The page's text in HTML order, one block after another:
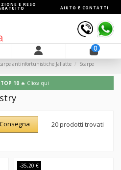
E RESO
AIUTO E CONTATTI
0
antinfortunistiche Jallatte Scarpe
TOP 10 🔥 Clicca qui
20 prodotti trovati
-35,20 €